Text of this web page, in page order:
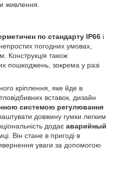
живлення.
по стандарту IP66 і
погодних умовах,
Конструкція також
пошкоджень, зокрема у разі
кріплення, яке йде в
вставок, дизайн
системою регулювання
довжину гумки легким
додає аварийный
Він стане в пригоді в
уваги за допомогою